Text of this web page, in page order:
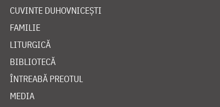
CUVINTE DUHOVNICEȘTI
FAMILIE
LITURGICĂ
BIBLIOTECĂ
ÎNTREABĂ PREOTUL
MEDIA